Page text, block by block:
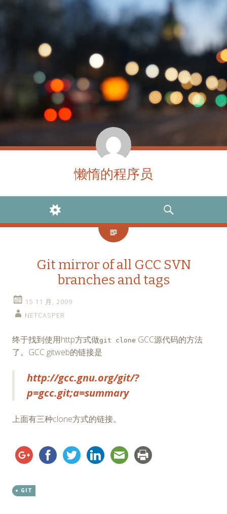
懒惰的程序员
WIDGETS
SEARCH
Git mirror of all GCC SVN
branches and tags
15 11 月, 2009
NETCASPER
终于找到使用http方式做git clone GCC源代码的方法
了。GCC gitweb的链接是
http://gcc.gnu.org/git/?
p=gcc.git;a=summary
上面有三种clone方式的链接。
GIT